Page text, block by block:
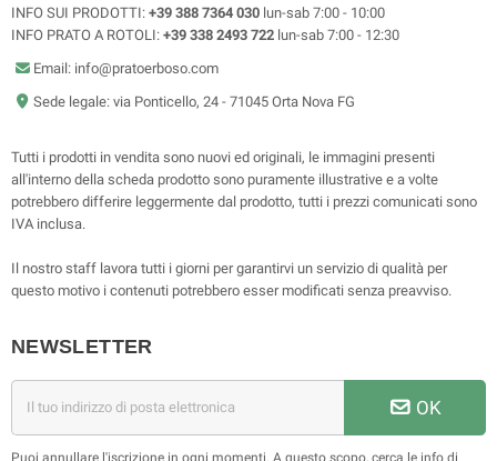
INFO SUI PRODOTTI: +39 388 7364 030 lun-sab 7:00 - 10:00
INFO PRATO A ROTOLI: +39 338 2493 722 lun-sab 7:00 - 12:30
Email: info@pratoerboso.com
Sede legale: via Ponticello, 24 - 71045 Orta Nova FG
Tutti i prodotti in vendita sono nuovi ed originali, le immagini presenti
all'interno della scheda prodotto sono puramente illustrative e a volte
potrebbero differire leggermente dal prodotto, tutti i prezzi comunicati sono
IVA inclusa.
Il nostro staff lavora tutti i giorni per garantirvi un servizio di qualità per
questo motivo i contenuti potrebbero esser modificati senza preavviso.
NEWSLETTER
OK
Puoi annullare l'iscrizione in ogni momenti. A questo scopo, cerca le info di